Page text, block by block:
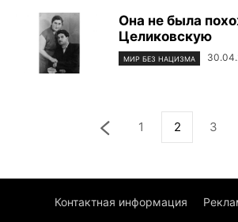
Она не была
Целиковскую
МИР БЕЗ НАЦИЗМА
1 2 3
Контактная информация